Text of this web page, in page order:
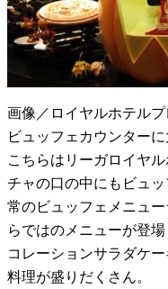
画像／ロイヤルホテルプ
ビュッフェカウンター
こちらはリーガロイヤ
チャの口の中にもビュ
常のビュッフェメニュ
らではのメニューが登
コレーションサラダケ
料理が盛りだくさん。